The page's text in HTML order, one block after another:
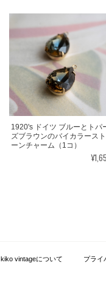
1920's ドイツ ブルーとトパ
ズブラウンのバイカラースト
ーンチャーム（1コ）
kiko vintageについて プライ